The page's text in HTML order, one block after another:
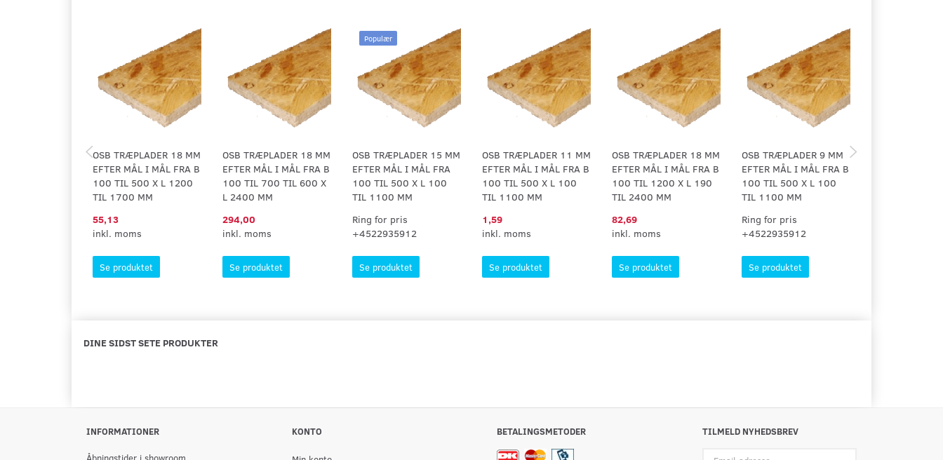
OSB TRÆPLADER 18 MM
EFTER MÅL I MÅL FRA B
100 TIL 500 X L 1200
TIL 1700 MM
55,13
inkl. moms
Se produktet
OSB TRÆPLADER 18 MM
EFTER MÅL I MÅL FRA B
100 TIL 700 TIL 600 X
L 2400 MM
294,00
inkl. moms
Se produktet
Populær
OSB TRÆPLADER 15 MM
EFTER MÅL I MÅL FRA
100 TIL 500 X L 100
TIL 1100 MM
Ring for pris
+4522935912
Se produktet
OSB TRÆPLADER 11 MM
EFTER MÅL I MÅL FRA B
100 TIL 500 X L 100
TIL 1100 MM
1,59
inkl. moms
Se produktet
OSB TRÆPLADER 18 MM
EFTER MÅL I MÅL FRA B
100 TIL 1200 X L 190
TIL 2400 MM
82,69
inkl. moms
Se produktet
OSB TRÆPLADER 9 MM
EFTER MÅL I MÅL FRA B
100 TIL 500 X L 100
TIL 1100 MM
Ring for pris
+4522935912
Se produktet
DINE SIDST SETE PRODUKTER
INFORMATIONER
Åbningstider i showroom
KONTO BETALINGSMETODER
TILMELD NYHEDSBREV